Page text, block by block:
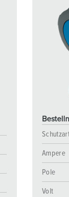
Ampere
Pole
Volt